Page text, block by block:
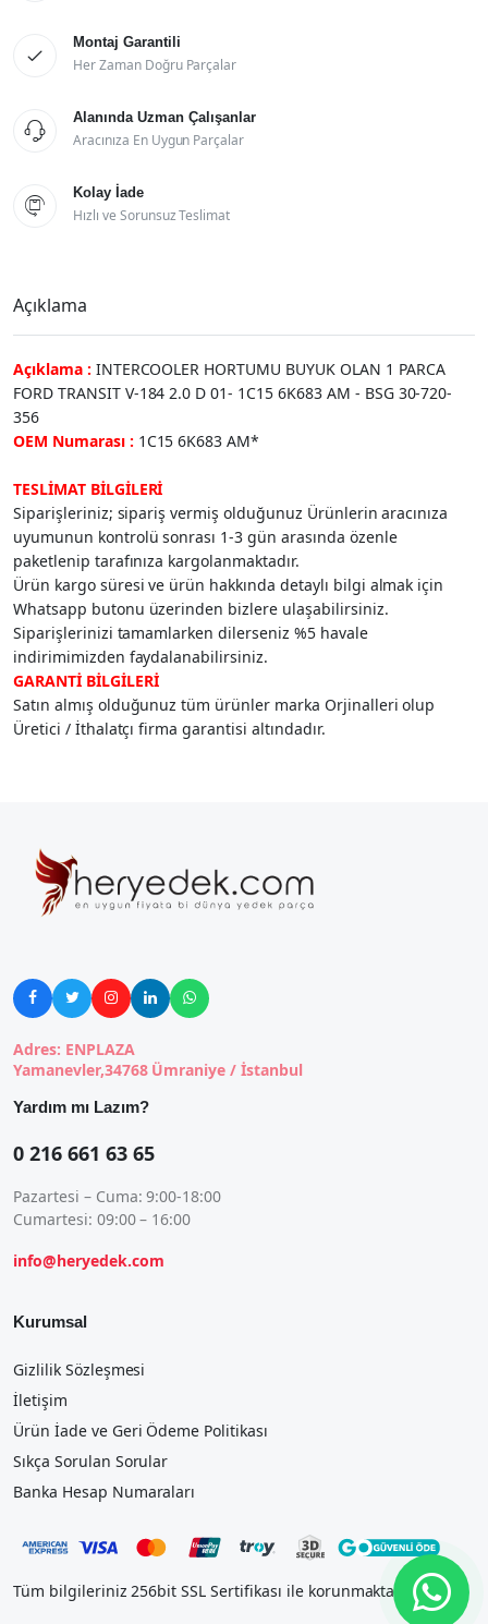

Montaj Garantili
Her Zaman Doğru Parçalar

Alanında Uzman Çalışanlar
Aracınıza En Uygun Parçalar

Kolay İade
Hızlı ve Sorunsuz Teslimat
Açıklama
Açıklama : INTERCOOLER HORTUMU BUYUK OLAN 1 PARCA
FORD TRANSIT V-184 2.0 D 01- 1C15 6K683 AM - BSG 30-720-
356
OEM Numarası : 1C15 6K683 AM*
TESLİMAT BİLGİLERİ
Siparişleriniz; sipariş vermiş olduğunuz Ürünlerin aracınıza
uyumunun kontrolü sonrası 1-3 gün arasında özenle
paketlenip tarafınıza kargolanmaktadır.
Ürün kargo süresi ve ürün hakkında detaylı bilgi almak için
Whatsapp butonu üzerinden bizlere ulaşabilirsiniz.
Siparişlerinizi tamamlarken dilerseniz %5 havale
indirimimizden faydalanabilirsiniz.
GARANTİ BİLGİLERİ
Satın almış olduğunuz tüm ürünler marka Orjinalleri olup
Üretici / İthalatçı firma garantisi altındadır.
    
Adres: ENPLAZA
Yamanevler,34768 Ümraniye / İstanbul
Yardım mı Lazım?
0 216 661 63 65
Pazartesi – Cuma: 9:00-18:00
Cumartesi: 09:00 – 16:00
info@heryedek.com
Kurumsal
Gizlilik Sözleşmesi
İletişim
Ürün İade ve Geri Ödeme Politikası
Sıkça Sorulan Sorular
Banka Hesap Numaraları
Tüm bilgileriniz 256bit SSL Sertifikası ile korunmaktadır.